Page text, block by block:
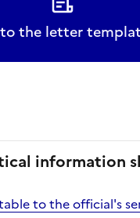
the letter
information
to the official's